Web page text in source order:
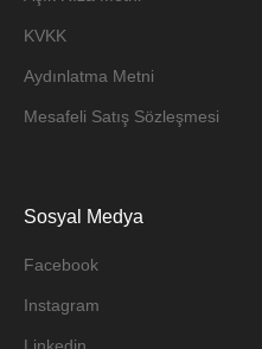
KVKK
Aydınlatma Metni
Mesafeli Satış Sözleşmesi
Sosyal Medya
Facebook
Instagram
Linkedin